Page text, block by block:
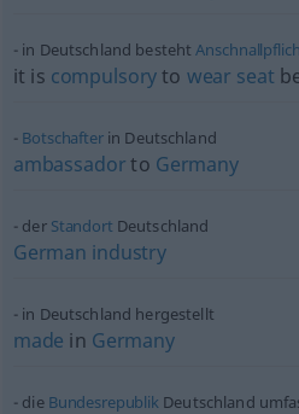
in Deutschland besteht
it is compulsoryto wear seat
Botschafterin Deutschland
ambassadorto Germany
der Standort Deutschland
German industry
in Deutschland hergestellt
made in Germany
die BundesrepublikDeutschland